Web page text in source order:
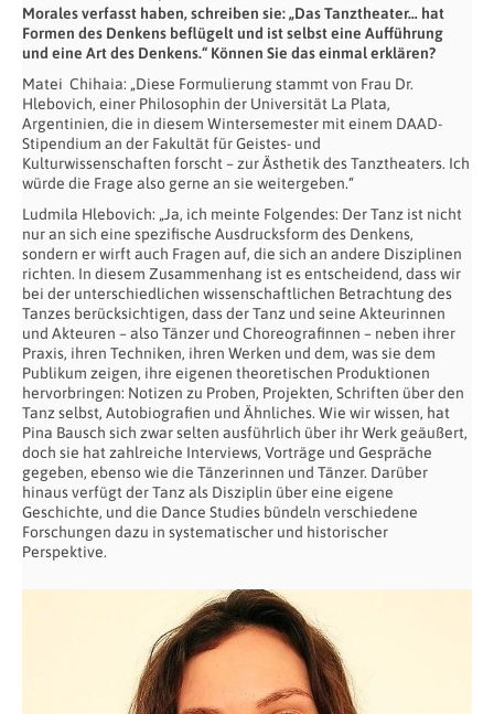
Morales verfasst haben, schreiben sie: „Das Tanztheater… hat
Formen des Denkens beflügelt und ist selbst eine Aufführung
und eine Art des Denkens.“ Können Sie das einmal erklären?
Matei Chihaia: „Diese Formulierung stammt von Frau Dr.
Hlebovich, einer Philosophin der Universität La Plata,
Argentinien, die in diesem Wintersemester mit einem DAAD-
Stipendium an der Fakultät für Geistes- und
Kulturwissenschaften forscht – zur Ästhetik des Tanztheaters. Ich
würde die Frage also gerne an sie weitergeben.“
Ludmila Hlebovich: „Ja, ich meinte Folgendes: Der Tanz ist nicht
nur an sich eine spezifische Ausdrucksform des Denkens,
sondern er wirft auch Fragen auf, die sich an andere Disziplinen
richten. In diesem Zusammenhang ist es entscheidend, dass wir
bei der unterschiedlichen wissenschaftlichen Betrachtung des
Tanzes berücksichtigen, dass der Tanz und seine Akteurinnen
und Akteuren – also Tänzer und Choreografinnen – neben ihrer
Praxis, ihren Techniken, ihren Werken und dem, was sie dem
Publikum zeigen, ihre eigenen theoretischen Produktionen
hervorbringen: Notizen zu Proben, Projekten, Schriften über den
Tanz selbst, Autobiografien und Ähnliches. Wie wir wissen, hat
Pina Bausch sich zwar selten ausführlich über ihr Werk geäußert,
doch sie hat zahlreiche Interviews, Vorträge und Gespräche
gegeben, ebenso wie die Tänzerinnen und Tänzer. Darüber
hinaus verfügt der Tanz als Disziplin über eine eigene
Geschichte, und die Dance Studies bündeln verschiedene
Forschungen dazu in systematischer und historischer
Perspektive.